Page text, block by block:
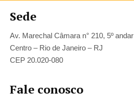
Sede
Av. Marechal Câmara n° 210, 5º andar
Centro – Rio de Janeiro – RJ
CEP 20.020-080
Fale conosco